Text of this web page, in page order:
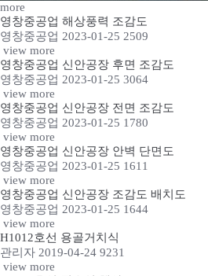
more
영창중공업 해상풍력 조감도
영창중공업 2023-01-25 2509
view more
영창중공업 신안공장 후면 조감도
영창중공업 2023-01-25 3064
view more
영창중공업 신안공장 전면 조감도
영창중공업 2023-01-25 1780
view more
영창중공업 신안공장 안벽 단면도
영창중공업 2023-01-25 1611
view more
영창중공업 신안공장 조감도 배치도
영창중공업 2023-01-25 1644
view more
H1012호선 용골거치식
관리자 2019-04-24 9231
view more